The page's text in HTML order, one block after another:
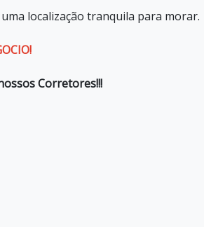
localização tranquila para morar.
Corretores!!!